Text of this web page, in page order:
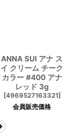
ANNA SUI アナ ス
イ クリーム チーク
カラー #400 アナ
レッド 3g
[4969527163321]
会員販売価格